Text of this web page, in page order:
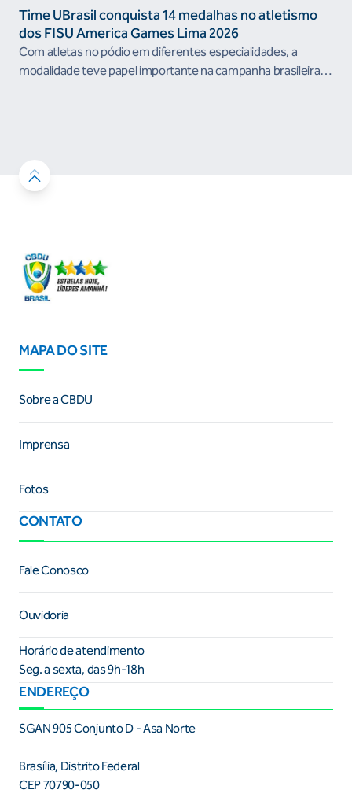
Time UBrasil conquista 14 medalhas no atletismo
dos FISU America Games Lima 2026
Com atletas no pódio em diferentes especialidades, a
modalidade teve papel importante na campanha brasileira
MAPA DO SITE
Sobre a CBDU
Imprensa
Fotos
CONTATO
Fale Conosco
Ouvidoria
Horário de atendimento
Seg. a sexta, das 9h-18h
ENDEREÇO
SGAN 905 Conjunto D - Asa Norte
Brasília, Distrito Federal
CEP 70790-050